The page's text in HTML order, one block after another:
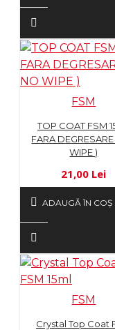
FSM
TOP COAT FSM
FARA
WIPE )
21,00 Lei
ADAUGĂ ÎN COŞ
FSM
Crystal Top Coat